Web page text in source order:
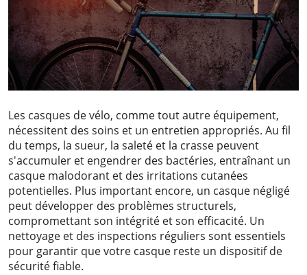
Les casques de vélo, comme tout autre équipement,
nécessitent des soins et un entretien appropriés. Au fil
du temps, la sueur, la saleté et la crasse peuvent
s'accumuler et engendrer des bactéries, entraînant un
casque malodorant et des irritations cutanées
potentielles. Plus important encore, un casque négligé
peut développer des problèmes structurels,
compromettant son intégrité et son efficacité. Un
nettoyage et des inspections réguliers sont essentiels
pour garantir que votre casque reste un dispositif de
sécurité fiable.